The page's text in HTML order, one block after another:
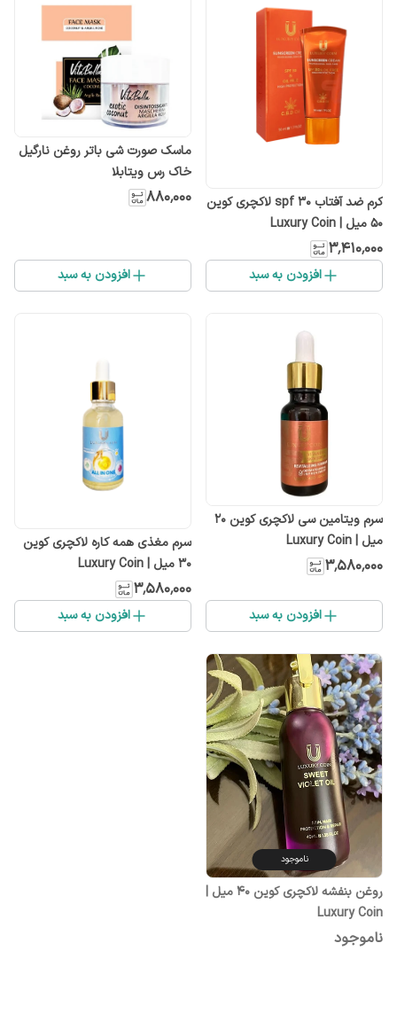
کرم ضد آفتاب spf ۳۰ لاکچری کوین
50 میل | Luxury Coin
۳٬۴۱۰٬۰۰۰
افزودن به سبد
ماسک صورت شی باتر روغن نارگیل
خاک رس ویتابلا
۸۸۰٬۰۰۰
افزودن به سبد
سرم ویتامین سی لاکچری کوین 20
میل | Luxury Coin
۳٬۵۸۰٬۰۰۰
افزودن به سبد
سرم مغذی همه کاره لاکچری کوین
30 میل | Luxury Coin
۳٬۵۸۰٬۰۰۰
افزودن به سبد
ناموجود
روغن بنفشه لاکچری کوین 40 میل |
Luxury Coin
ناموجود